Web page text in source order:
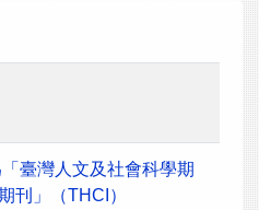
臺灣人文及社會科學期
刊」（THCI）